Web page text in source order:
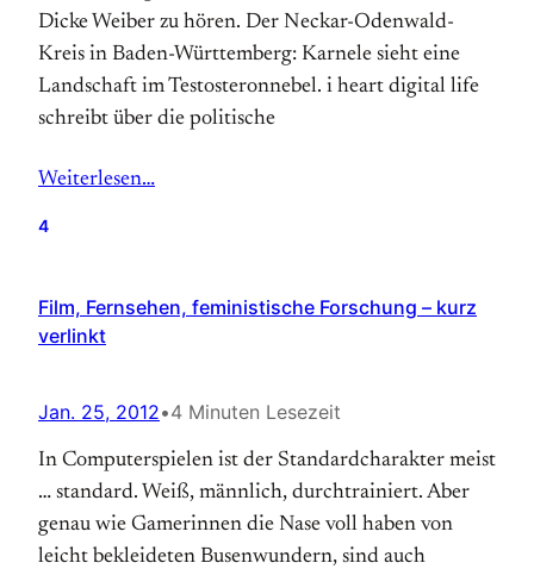
Dicke Weiber zu hören. Der Neckar-Odenwald-
Kreis in Baden-Württemberg: Karnele sieht eine
Landschaft im Testosteronnebel. i heart digital life
schreibt über die politische
Weiterlesen…
4
Film, Fernsehen, feministische Forschung – kurz
verlinkt
Jan. 25, 2012•4 Minuten Lesezeit
In Computerspielen ist der Standardcharakter meist
… standard. Weiß, männlich, durchtrainiert. Aber
genau wie Gamerinnen die Nase voll haben von
leicht bekleideten Busenwundern, sind auch